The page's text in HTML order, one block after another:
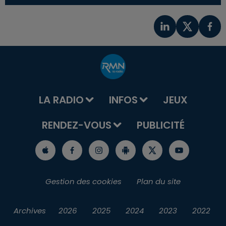
LA RADIO INFOS
JEUX
RENDEZ-VOUS
PUBLICITÉ
Gestion des cookies Plan du site
Archives 2026 2025 2024 2023 2022